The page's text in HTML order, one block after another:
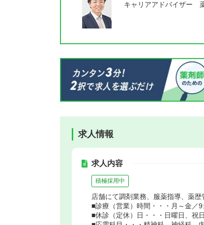
キャリアアドバイザー
求人情報
求人内容
積極採用中
店舗にて調剤業務、服薬指導、薬歴
■診療（営業）時間・・・月～金／
■休診（定休）日・・・日曜日、祝日